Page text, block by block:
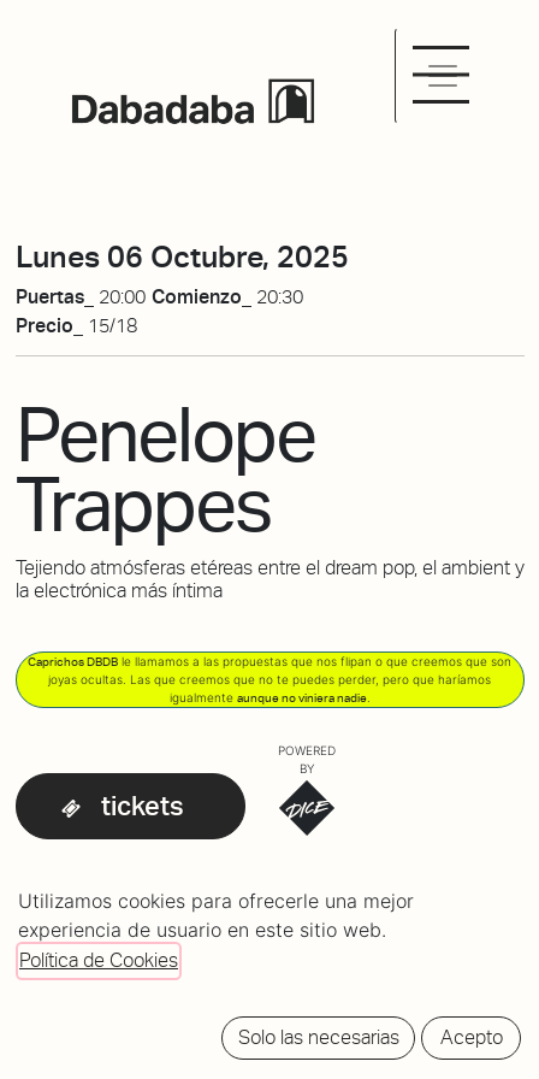
Lunes 06 Octubre, 2025
Puertas_ 20:00 Comienzo_ 20:30
Precio_
15/18
Penelope
Trappes
Tejiendo atmósferas etéreas entre el dream pop, el ambient y
la electrónica más íntima
Caprichos DBDB le llamamos a las propuestas que nos flipan o que creemos que son
joyas ocultas. Las que creemos que no te puedes perder, pero que haríamos
igualmente aunque no viniera nadie.
tickets
POWERED
BY
Utilizamos cookies para ofrecerle una mejor
experiencia de usuario en este sitio web.
Política de Cookies
Solo las necesarias Acepto